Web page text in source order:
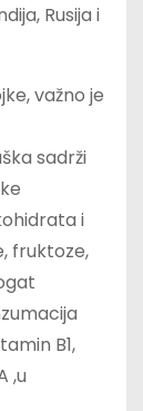
Rusija i
važno je
sadrži
i
fruktoze,
B1,
,u